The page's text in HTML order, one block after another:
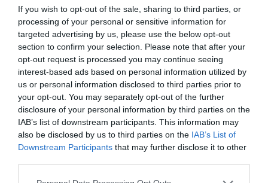
If you wish to opt-out of the sale, sharing to third parties, or
processing of your personal or sensitive information for
targeted advertising by us, please use the below opt-out
section to confirm your selection. Please note that after your
opt-out request is processed you may continue seeing
interest-based ads based on personal information utilized by
us or personal information disclosed to third parties prior to
your opt-out. You may separately opt-out of the further
disclosure of your personal information by third parties on the
IAB’s list of downstream participants. This information may
also be disclosed by us to third parties on the IAB’s List of
Downstream Participants that may further disclose it to other
apoyó a 32 entidades masculinas y femeninas de seis
disciplinas en el marco del proyecto Comunitat de
Equipos.
Sobre Intelligence 2P
Intelligence 2P
es la unidad de estrategia e
inteligencia de mercado de 2Playbook, cuya plataforma
de datos monitoriza en tiempo real el negocio de 60
clubes de LaLiga, Liga F y Primera Rfef; 200 clubes de
ligas europeas; 22 clubes de ACB y Primera FEB.
La plataforma también contabiliza la asistencia a
todos los eventos deportivos, de entretenimiento y